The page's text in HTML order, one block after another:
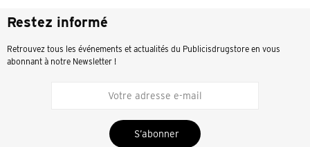
Restez informé
Retrouvez tous les événements et actualités du Publicisdrugstore en vous
abonnant à notre Newsletter !
S’abonner